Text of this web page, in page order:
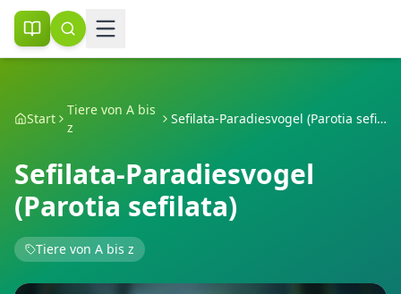
Start
Tiere von A bis
z
Sefilata-Paradiesvogel (Parotia sefilata)
Sefilata-Paradiesvogel
(Parotia sefilata)
Tiere von A bis z